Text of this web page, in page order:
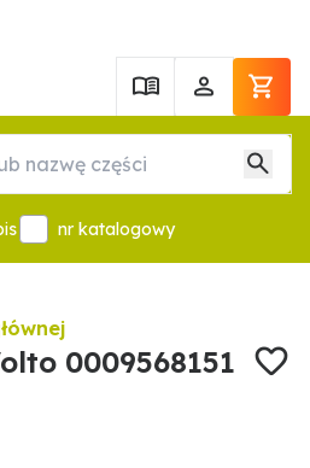
nr katalogowy
0009568151